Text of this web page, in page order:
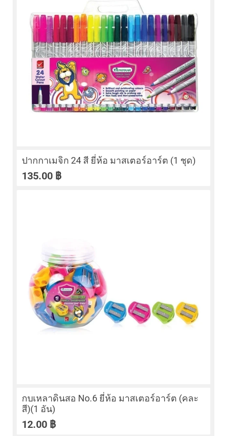
ปากกาเมจิก 24 สี ยี่ห้อ มาสเตอร์อาร์ต (1 ชุด)
135.00 ฿
กบเหลาดินสอ No.6 ยี่ห้อ มาสเตอร์อาร์ต (คละ
สี)(1 อัน)
12.00 ฿